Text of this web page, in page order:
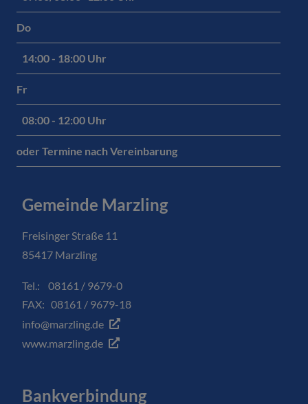
Do
14:00 - 18:00 Uhr
Fr
08:00 - 12:00 Uhr
oder Termine nach Vereinbarung
Gemeinde Marzling
Freisinger Straße 11
85417 Marzling
Tel.: 08161 / 9679-0
FAX: 08161 / 9679-18
info@marzling.de
www.marzling.de
Bankverbindung